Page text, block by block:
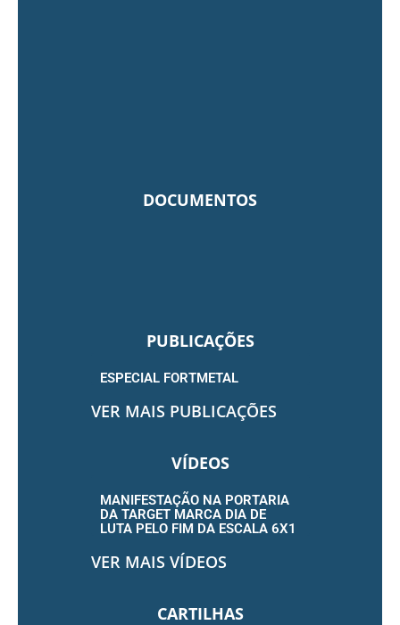
DOCUMENTOS
PUBLICAÇÕES
ESPECIAL FORTMETAL
VER MAIS PUBLICAÇÕES
VÍDEOS
MANIFESTAÇÃO NA PORTARIA
DA TARGET MARCA DIA DE
LUTA PELO FIM DA ESCALA 6X1
VER MAIS VÍDEOS
CARTILHAS